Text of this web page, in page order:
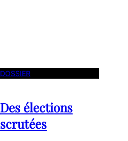
DOSSIER
Des élections
scrutées